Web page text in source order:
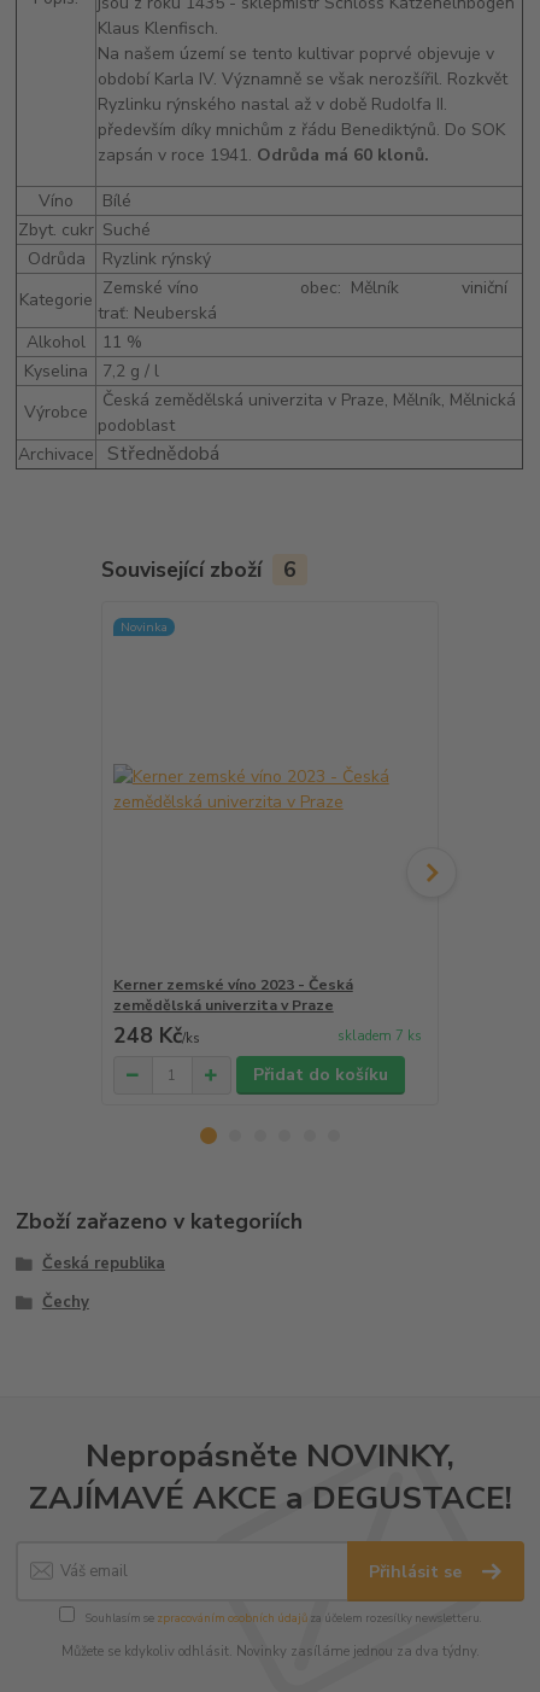
Klaus Klenfisch.
Na našem území se tento kultivar poprvé objevuje v
období Karla IV. Významně se však nerozšířil. Rozkvět
Ryzlinku rýnského nastal až v době Rudolfa II.
především díky mnichům z řádu Benediktýnů. Do SOK
zapsán v roce 1941. Odrůda má 60 klonů.
Víno
Bílé
Zbyt. cukr Suché
Odrůda
Ryzlink rýnský
Kategorie
Zemské víno obec: Mělník viniční
trať: Neuberská
Alkohol
11 %
Kyselina
7,2 g / l
Výrobce
Česká zemědělská univerzita v Praze, Mělník, Mělnická
podoblast
Archivace
Střednědobá
Související zboží 6
Novinka
Kerner zemské víno 2023 - Česká
zemědělská univerzita v Praze
248 Kč/ks skladem 7 ks
Přidat do košíku
Zboží zařazeno v kategoriích
Česká republika
Čechy
Nepropásněte NOVINKY,
ZAJÍMAVÉ AKCE a DEGUSTACE!
Přihlásit se
Souhlasím se zpracováním osobních údajůza účelem rozesílky newsletteru.
Můžete se kdykoliv odhlásit. Novinky zasíláme jednou za dva týdny.